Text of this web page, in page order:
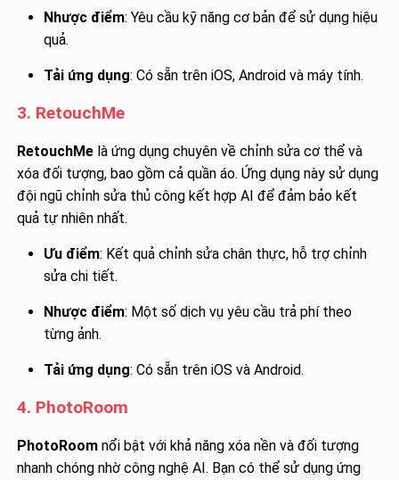
Nhược điểm: Yêu cầu kỹ năng cơ bản để sử dụng hiệu
quả.
Tải ứng dụng: Có sẵn trên iOS, Android và máy tính.
3. RetouchMe
RetouchMe là ứng dụng chuyên về chỉnh sửa cơ thể và
xóa đối tượng, bao gồm cả quần áo. Ứng dụng này sử dụng
đội ngũ chỉnh sửa thủ công kết hợp AI để đảm bảo kết
quả tự nhiên nhất.
Ưu điểm: Kết quả chỉnh sửa chân thực, hỗ trợ chỉnh
sửa chi tiết.
Nhược điểm: Một số dịch vụ yêu cầu trả phí theo
từng ảnh.
Tải ứng dụng: Có sẵn trên iOS và Android.
4. PhotoRoom
PhotoRoom nổi bật với khả năng xóa nền và đối tượng
nhanh chóng nhờ công nghệ AI. Bạn có thể sử dụng ứng